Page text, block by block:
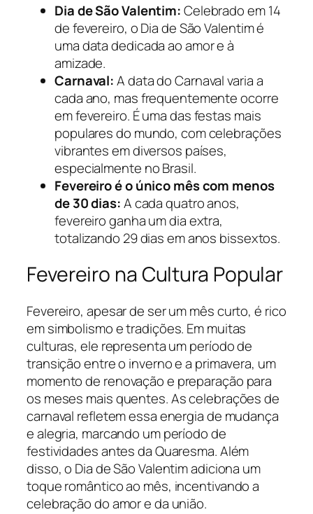
Dia de São Valentim:Celebrado em 14
de fevereiro, o Dia de São Valentim é
uma data dedicada ao amor e à
amizade.
Carnaval:A data do Carnaval varia a
cada ano, mas frequentemente ocorre
em fevereiro. É uma das festas mais
populares do mundo, com celebrações
vibrantes em diversos países,
especialmente no Brasil.
Fevereiro é o único mês com menos
de 30 dias:A cada quatro anos,
fevereiro ganha um dia extra,
totalizando 29 dias em anos bissextos.
Fevereiro na Cultura Popular
Fevereiro, apesar de ser um mês curto, é rico
em simbolismo e tradições. Em muitas
culturas, ele representa um período de
transição entre o inverno e a primavera, um
momento de renovação e preparação para
os meses mais quentes. As celebrações de
carnaval refletem essa energia de mudança
e alegria, marcando um período de
festividades antes da Quaresma. Além
disso, o Dia de São Valentim adiciona um
toque romântico ao mês, incentivando a
celebração do amor e da união.